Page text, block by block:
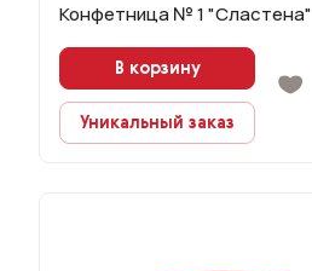
Конфетница № 1 "Сластена"
В корзину
Уникальный заказ